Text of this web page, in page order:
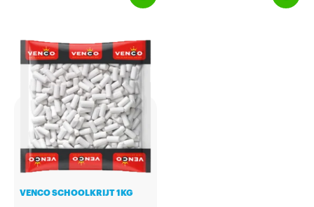
jaren nauwelijks veranderd. Een
VENCO SCHOOLKRIJT 1KG